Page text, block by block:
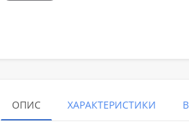
ОПИС ХАРАКТЕРИСТИКИ